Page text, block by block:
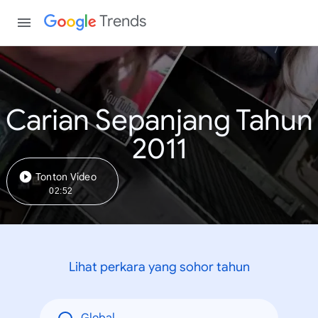
Trends
Carian Sepanjang Tahun
2011
Tonton Video
02:52
Lihat perkara yang sohor tahun